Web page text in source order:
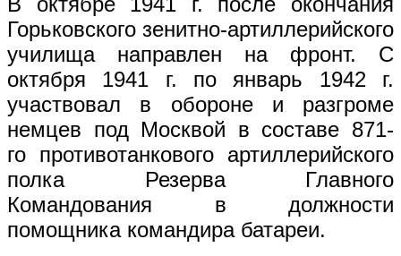
Горьковского зенитно-артиллерийского
училища направлен на фронт. С
октября 1941 г. по январь 1942 г.
участвовал в обороне и разгроме
немцев под Москвой в составе 871-
го противотанкового артиллерийского
полка Резерва Главного
Командования в должности
помощника командира батареи.